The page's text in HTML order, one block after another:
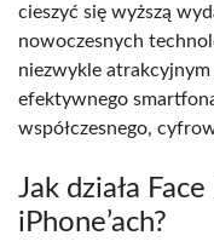
cieszyć się wyższą
nowoczesnych
niezwykle
efektywnego
współczesnego,
Jak działa
iPhone’ach?